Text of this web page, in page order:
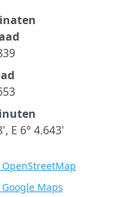
E 6° 4.643'
OpenStreetMap
Maps